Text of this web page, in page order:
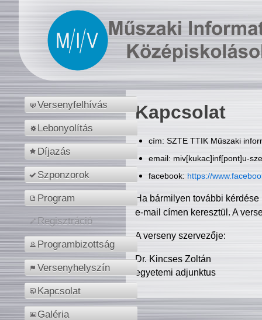
Versenyfelhívás
Lebonyolítás
Díjazás
Szponzorok
Program
Regisztráció
Programbizottság
Versenyhelyszín
Kapcsolat
Galéria
Kapcsolat
cím: SZTE TTIK Műszaki
email: miv[kukac]inf[pont]u-
facebook: https://
Ha bármilyen további
e-mail címen keresztül. A
A verseny szervezője:
Dr. Kincses Zoltán
egyetemi adjunktus